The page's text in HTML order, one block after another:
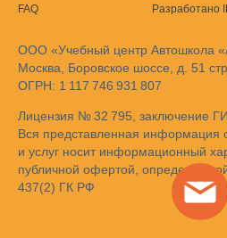
Разработано
FAQ
ООО «Учебный центр Автошкола
Москва, Боровское шоссе, д. 51
ОГРН: 1 117 746 931 807
Лицензия № 32 795, заключение
Вся представленная информация
и услуг носит информационный
публичной офертой,
437(2) ГК РФ